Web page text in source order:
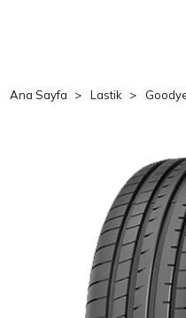
Ana Sayfa Lastik